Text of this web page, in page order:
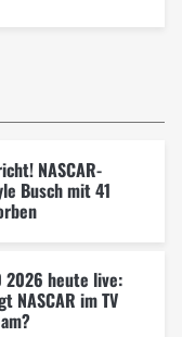
NASCAR-
Busch mit 41
2026 heute live:
NASCAR im TV